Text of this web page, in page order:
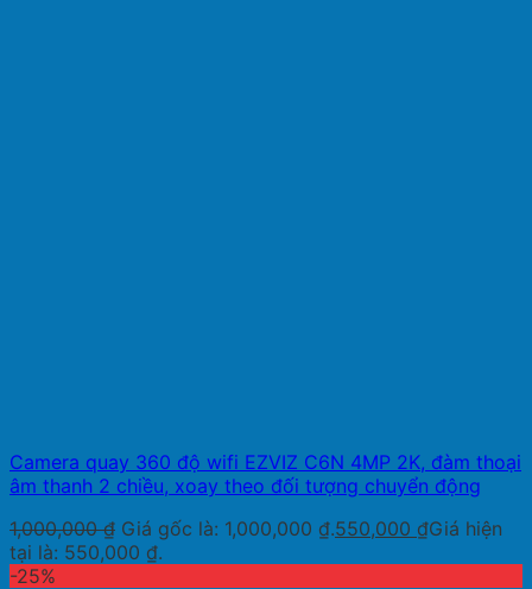
Camera quay 360 độ wifi EZVIZ C6N 4MP 2K, đàm thoại
âm thanh 2 chiều, xoay theo đối tượng chuyển động
1,000,000₫ Giá gốc là: 1,000,000 ₫.550,000 ₫Giá hiện
tại là: 550,000 ₫.
-25%